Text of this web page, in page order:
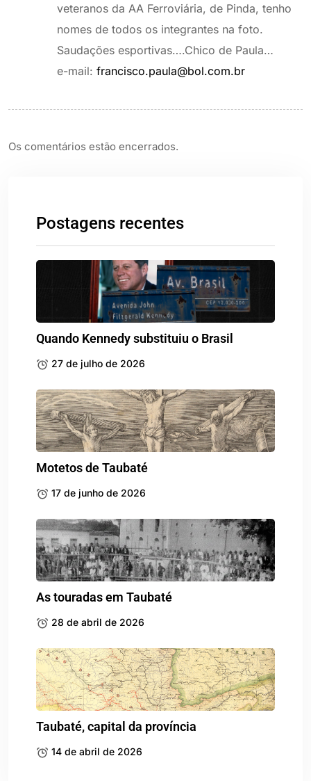
veteranos da AA Ferroviária, de Pinda, tenho
nomes de todos os integrantes na foto.
Saudações esportivas….Chico de Paula…
e-mail: francisco.paula@bol.com.br
Os comentários estão encerrados.
Postagens recentes
Quando Kennedy substituiu o Brasil
27 de julho de 2026
Motetos de Taubaté
17 de junho de 2026
As touradas em Taubaté
28 de abril de 2026
Taubaté, capital da província
14 de abril de 2026